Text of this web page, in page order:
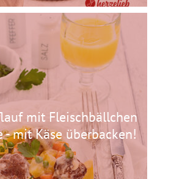
mit Fleischbällchen
- mit Käse überbacken!